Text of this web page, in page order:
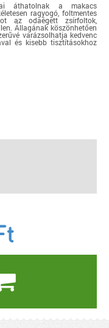
áthatolnak a makacs
ragyogó, foltmentes
az odaégett zsírfoltok,
Állagának köszönhetően
varázsolhatja kedvenc
és kisebb tisztításokhoz